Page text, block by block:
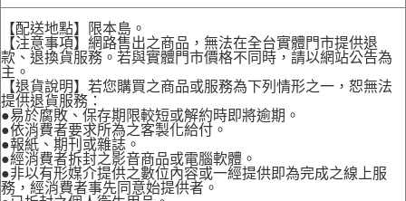
【配送地點】限本島。
【注意事項】網路售出之商品，無法在全台實體門市提供退
款、退換貨服務。若與實體門市價格不同時，請以網站公告為
主。
【退貨說明】若您購買之商品或服務為下列情形之一，恕無法
提供退貨服務：
●易於腐敗、保存期限較短或解約時即將逾期。
●依消費者要求所為之客製化給付。
●報紙、期刊或雜誌。
●經消費者拆封之影音商品或電腦軟體。
●非以有形媒介提供之數位內容或一經提供即為完成之線上服
務，經消費者事先同意始提供者。